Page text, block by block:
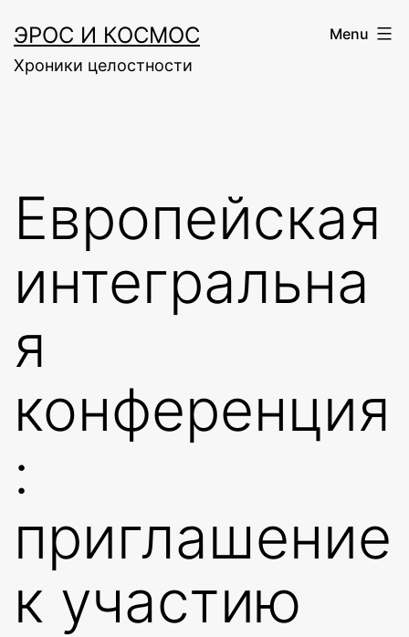
to
content
ЭРОС И КОСМОС
Хроники целостности
Menu
Европейская
интегральна
я
конференция
:
приглашение
к участию